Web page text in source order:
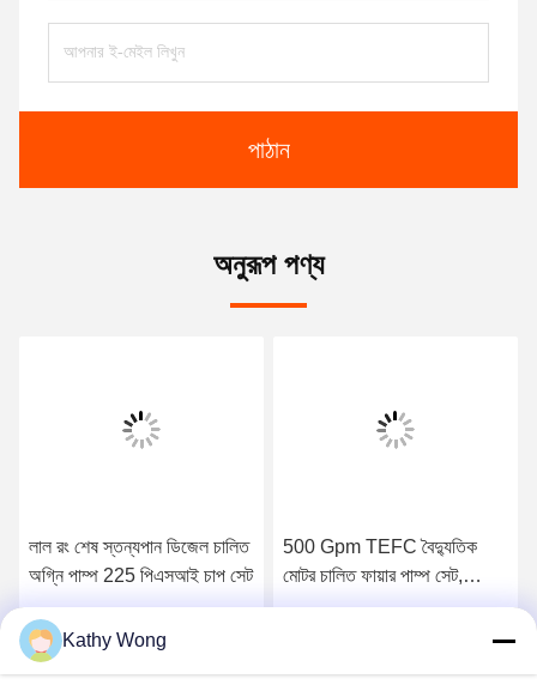
পাঠান
অনুরূপ পণ্য
লাল রং শেষ স্তন্যপান ডিজেল চালিত
অগ্নি পাম্প 225 পিএসআই চাপ সেট
500 Gpm TEFC বৈদ্যুতিক
মোটর চালিত ফায়ার পাম্প সেট,
ফাইবার পাম্প উল এবং এফএম
Kathy Wong